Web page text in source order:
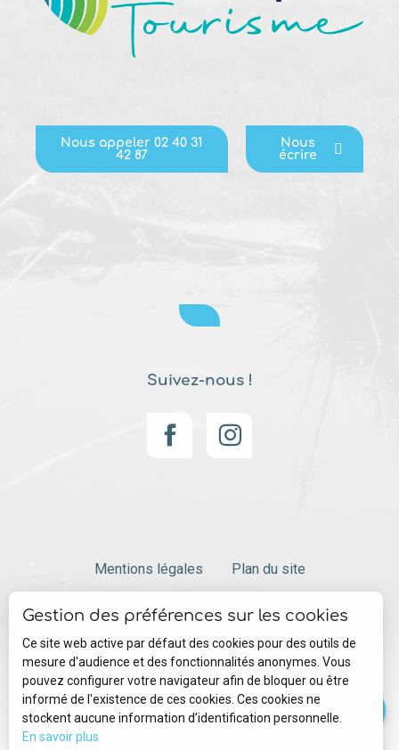
Nous appeler 02 40 31
42 87
Nous
écrire
Suivez-nous !
Mentions légales Plan du site
Gestion des préférences sur les cookies
Ce site web active par défaut des cookies pour des outils de
mesure d'audience et des fonctionnalités anonymes. Vous
pouvez configurer votre navigateur afin de bloquer ou être
informé de l'existence de ces cookies. Ces cookies ne
stockent aucune information d’identification personnelle.
En savoir plus